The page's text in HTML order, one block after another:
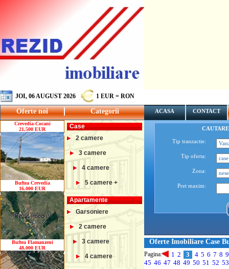
JOI, 06 AUGUST 2026 1 EUR = RON
Oferte noi Categorii ACASA CONTACT
Crevedia-Cocani
21.500 EUR
Buftea Crevedia
16.000 EUR
Buftea Flamanzeni
48.000 EUR
Case
2 camere
3 camere
4 camere
5 camere +
Apartamente
Garsoniere
2 camere
3 camere
4 camere
Tip tranzactie:
Tip oferta:
Zona:
Pret maxim:
Oferte Imobiliare Case
Pagina: 1 2 3 4 5 6 7 8 9
45 46 47 48 49 50 51 52 53